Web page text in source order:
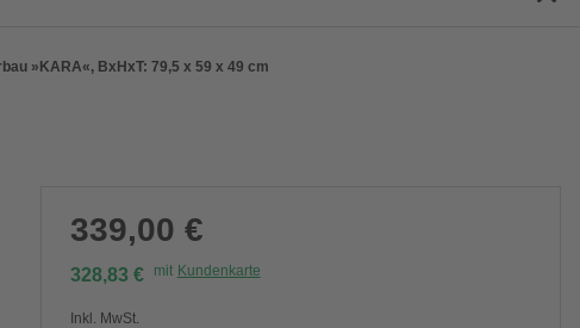
»KARA«, BxHxT: 79,5 x 59 x 49 cm
339,00 €
328,83 € mit Kundenkarte
Inkl. MwSt.